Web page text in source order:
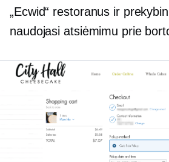
„Ecwid“ restoranus ir
naudojasi atsiėmimu prie